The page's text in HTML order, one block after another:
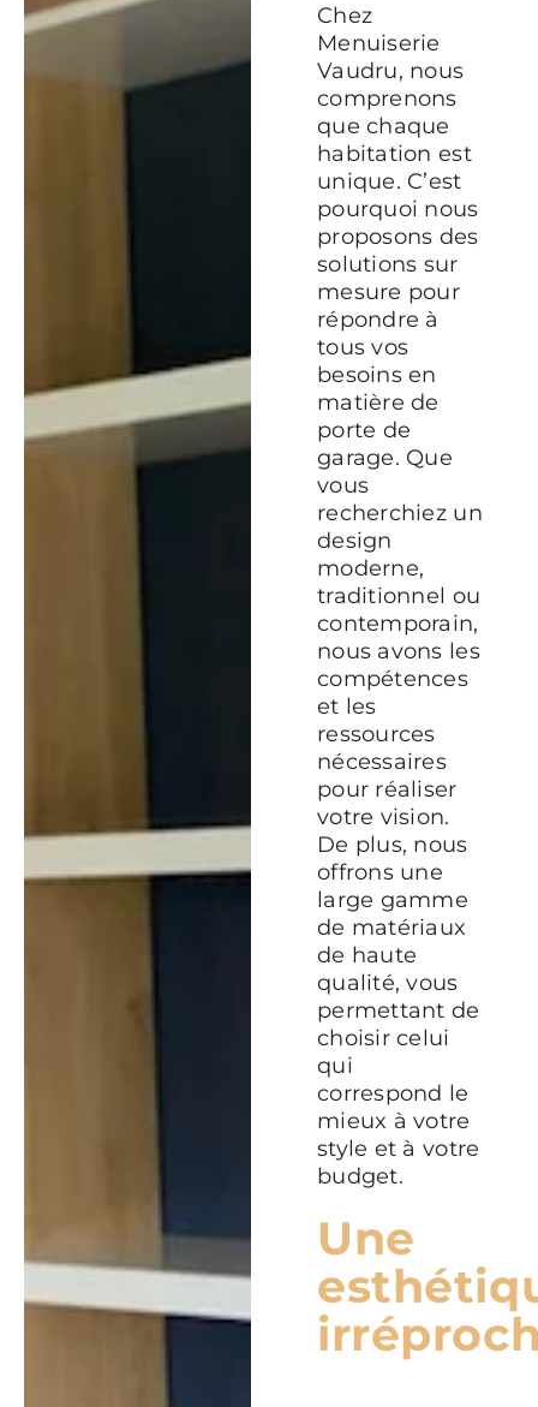
Chez
Menuiserie
Vaudru, nous
comprenons
que chaque
habitation est
unique. C’est
pourquoi nous
proposons des
solutions sur
mesure pour
répondre à
tous vos
besoins en
matière de
porte de
garage. Que
vous
recherchiez un
design
moderne,
traditionnel ou
contemporain,
nous avons les
compétences
et les
ressources
nécessaires
pour réaliser
votre vision.
De plus, nous
offrons une
large gamme
de matériaux
de haute
qualité, vous
permettant de
choisir celui
qui
correspond le
mieux à votre
style et à votre
budget.
Une